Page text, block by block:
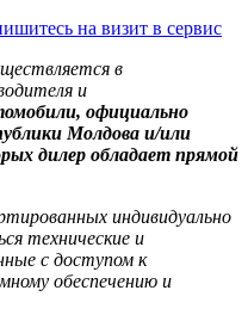
на визит в сервис
в
и
официально
Молдова и/или
дилер обладает прямой
индивидуально
технические и
с доступом к
обеспечению и